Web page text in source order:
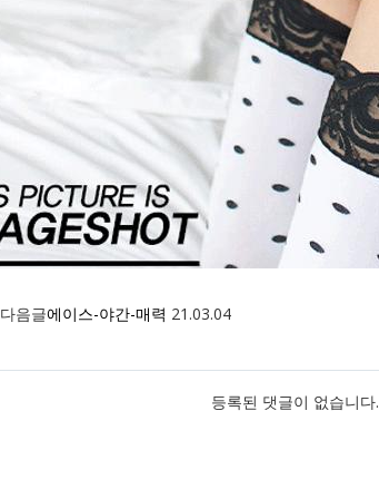
다음글에이스-야간-매력 21.03.04
등록된 댓글이 없습니다.